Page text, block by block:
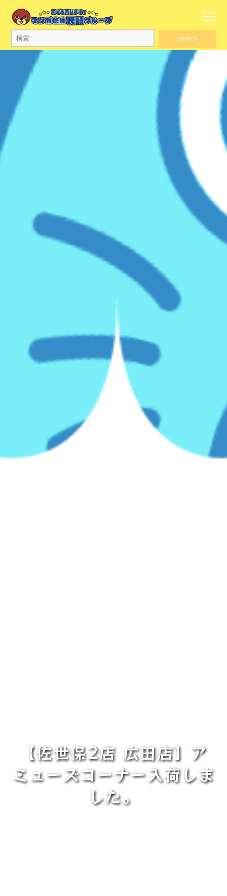
search
【佐世保2店 広田店】ア
ミューズコーナー入荷しま
した。